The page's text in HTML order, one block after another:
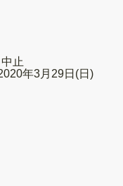
止
年3月29日(日)